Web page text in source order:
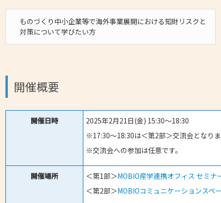
ものづくり中小企業等で海外事業展開における知財リスクと
対策について学びたい方
開催概要
開催日時
2025年2月21日(金) 15:30～18:30
※17:30～18:30は＜第2部＞交流会となり
※交流会への参加は任意です。
開催場所 ＜第1部＞MOBIO産学連携オフィス セミ
＜第2部＞MOBIOコミュニケーションスペ